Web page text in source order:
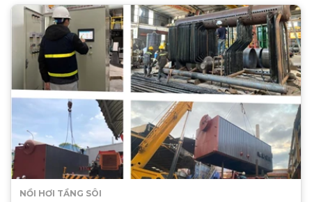
NỒI HƠI TẦNG SÔI